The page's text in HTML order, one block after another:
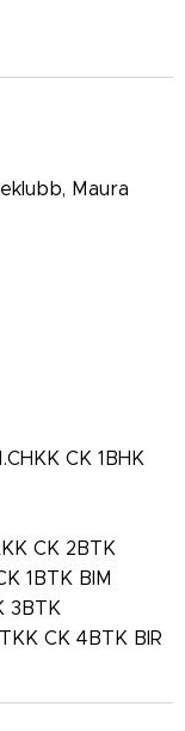
Maura
CK 1BHK
CK 2BTK
1BTK BIM
3BTK
CK 4BTK BIR